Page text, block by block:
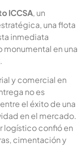
ICCSA, un
una flota
inmediata
en una
y comercial en
no es
el éxito de una
en el mercado.
logístico confió en
cimentación y